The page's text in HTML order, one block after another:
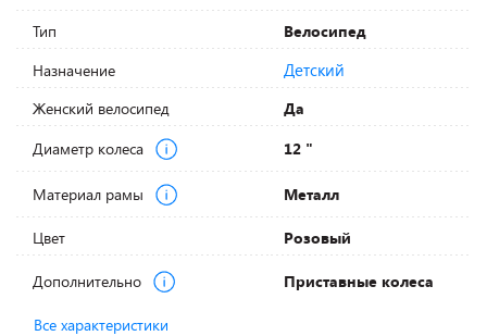
Тип
Велосипед
Назначение
Детский
Женский велосипед
Да
Диаметр колеса
12 "
Материал рамы Металл
Цвет Розовый
Дополнительно Приставные колеса
Все характеристики